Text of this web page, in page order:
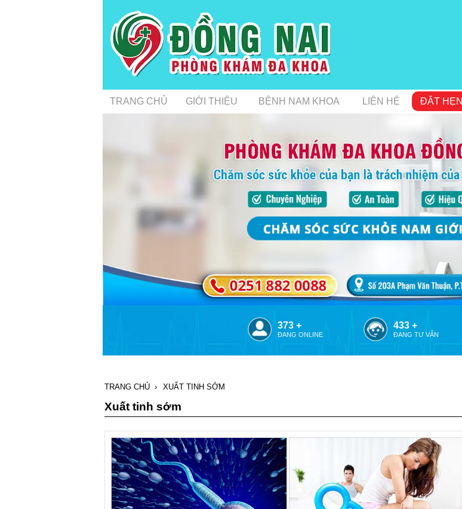
TRANG CHỦ GIỚI THIỆU BỆNH NAM KHOA LIÊN HỆ ĐẶT HẸN
348 +
ĐANG ONLINE
408 +
ĐANG TƯ VẤN
TRANG CHỦ › XUẤT TINH SỚM
Xuất tinh sớm